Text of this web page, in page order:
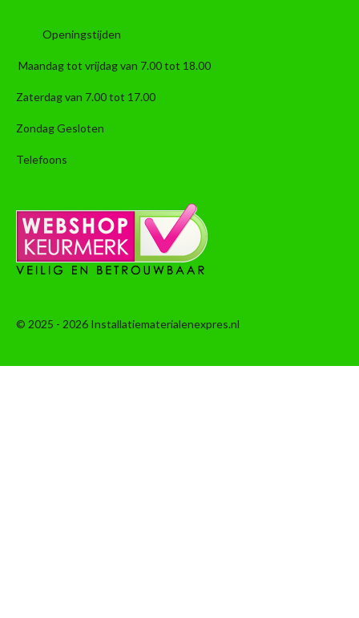
Openingstijden
Maandag tot vrijdag van 7.00 tot 18.00
Zaterdag van 7.00 tot 17.00
Zondag Gesloten
Telefoons
© 2025 - 2026 Installatiematerialenexpres.nl